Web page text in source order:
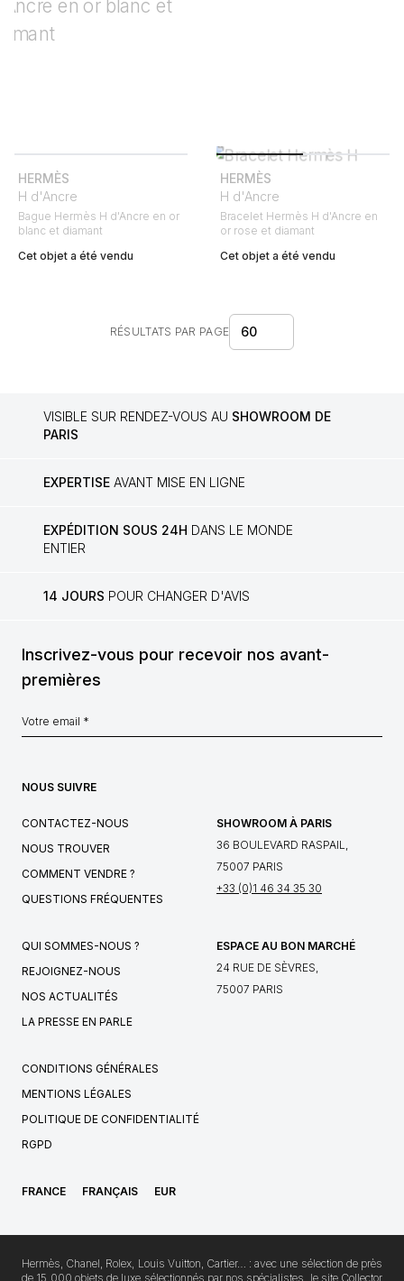
HERMÈS
H d'Ancre
Bague Hermès H d'Ancre en or
blanc et diamant
Cet objet a été vendu
HERMÈS
H d'Ancre
Bracelet Hermès H d'Ancre en
or rose et diamant
Cet objet a été vendu
RÉSULTATS PAR PAGE 60
VISIBLE SUR RENDEZ-VOUS AU SHOWROOM DE
PARIS
EXPERTISE AVANT MISE EN LIGNE
EXPÉDITION SOUS 24H DANS LE MONDE
ENTIER
14 JOURS POUR CHANGER D'AVIS
Inscrivez-vous pour recevoir nos avant-
premières
NOUS SUIVRE
CONTACTEZ-NOUS
NOUS TROUVER
COMMENT VENDRE ?
QUESTIONS FRÉQUENTES
SHOWROOM À PARIS
36 BOULEVARD RASPAIL,
75007 PARIS
+33 (0)1 46 34 35 30
QUI SOMMES-NOUS ?
REJOIGNEZ-NOUS
NOS ACTUALITÉS
LA PRESSE EN PARLE
ESPACE AU BON MARCHÉ
24 RUE DE SÈVRES,
75007 PARIS
CONDITIONS GÉNÉRALES
MENTIONS LÉGALES
POLITIQUE DE CONFIDENTIALITÉ
RGPD
FRANCE FRANÇAIS EUR
Hermès, Chanel, Rolex, Louis Vuitton, Cartier… : avec une sélection de près
de 15 000 objets de luxe sélectionnés par nos spécialistes, le site Collector